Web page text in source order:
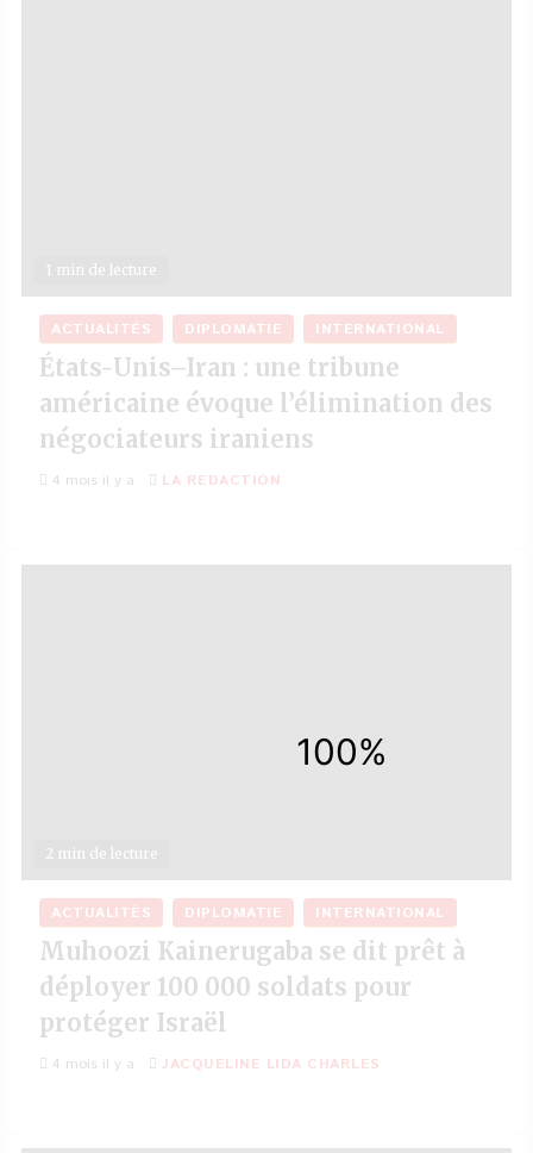
1 min de lecture
ACTUALITÉS DIPLOMATIE INTERNATIONAL
États-Unis–Iran : une tribune
américaine évoque l’élimination des
négociateurs iraniens
4 mois il y a LA REDACTION
2 min de lecture
ACTUALITÉS DIPLOMATIE INTERNATIONAL
Muhoozi Kainerugaba se dit prêt à
déployer 100 000 soldats pour
protéger Israël
4 mois il y a JACQUELINE LIDA CHARLES